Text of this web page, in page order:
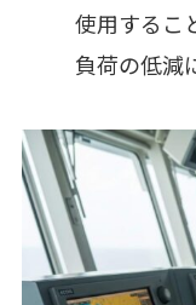
使用するこ
負荷の低減